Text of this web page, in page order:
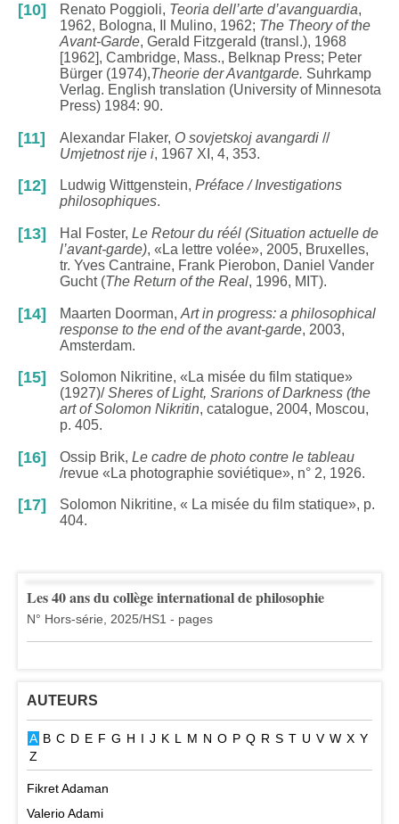
[10] Renato Poggioli, Teoria dell’arte d’avanguardia,
1962, Bologna, Il Mulino, 1962; The Theory of the
Avant-Garde, Gerald Fitzgerald (transl.), 1968
[1962], Cambridge, Mass., Belknap Press; Peter
Bürger (1974),Theorie der Avantgarde. Suhrkamp
Verlag. English translation (University of Minnesota
Press) 1984: 90.
[11] Alexandar Flaker, O sovjetskoj avangardi //
Umjetnost rije i, 1967 XI, 4, 353.
[12] Ludwig Wittgenstein, Préface / Investigations
philosophiques.
[13] Hal Foster, Le Retour du réél (Situation actuelle de
l’avant-garde), «La lettre volée», 2005, Bruxelles,
tr. Yves Cantraine, Frank Pierobon, Daniel Vander
Gucht (The Return of the Real, 1996, MIT).
[14] Maarten Doorman, Art in progress: a philosophical
response to the end of the avant-garde, 2003,
Amsterdam.
[15]
Solomon Nikritine, «La misée du film statique»
(1927)/Sheres of Light, Srarions of Darkness (the
art of Solomon Nikritin, catalogue, 2004, Moscou,
p. 405.
[16] Ossip Brik, Le cadre de photo contre le tableau
/revue «La photographie soviétique», n° 2, 1926.
[17]
Solomon Nikritine, « La misée du film statique», p.
404.
Les 40 ans du collège international de philosophie
N° Hors-série, 2025/HS1 - pages
AUTEURS
A B C D E F G H I J K L M N O P Q R S T U V W X Y
Z
Fikret Adaman
Valerio Adami